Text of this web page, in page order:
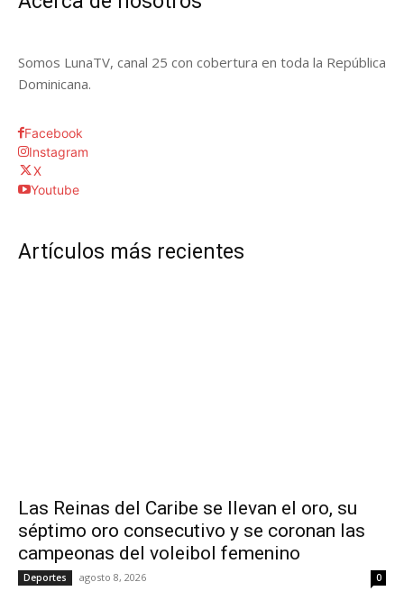
Somos LunaTV, canal 25 con cobertura en toda la República
Dominicana.
Facebook
Instagram
X
Youtube
Artículos más recientes
Las Reinas del Caribe se llevan el oro, su
séptimo oro consecutivo y se coronan las
campeonas del voleibol femenino
Deportes agosto 8, 2026 0